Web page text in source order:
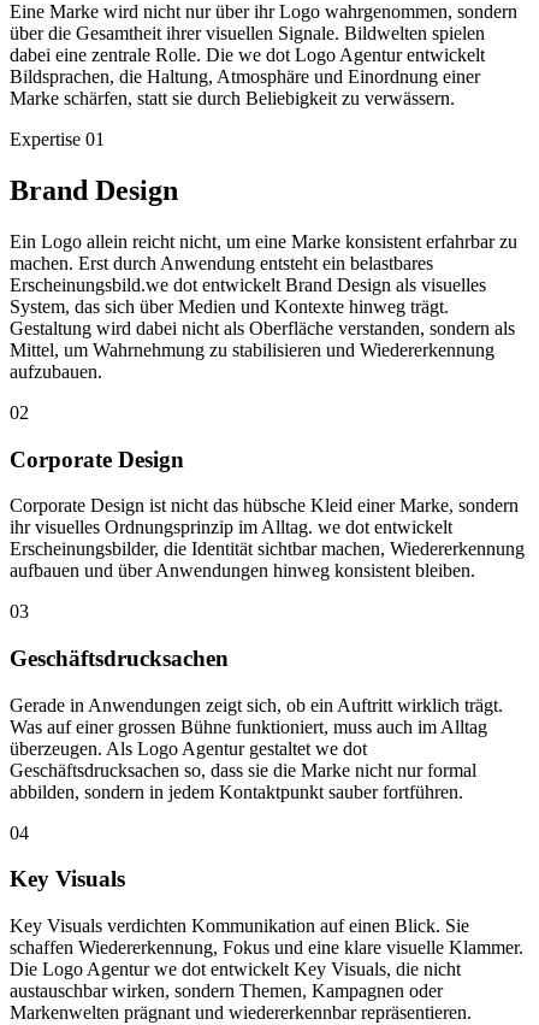
Eine Marke wird nicht nur über ihr Logo wahrgenommen, sondern
über die Gesamtheit ihrer visuellen Signale. Bildwelten spielen
dabei eine zentrale Rolle. Die we dot Logo Agentur entwickelt
Bildsprachen, die Haltung, Atmosphäre und Einordnung einer
Marke schärfen, statt sie durch Beliebigkeit zu verwässern.
Expertise 01
Brand Design
Ein Logo allein reicht nicht, um eine Marke konsistent erfahrbar zu
machen. Erst durch Anwendung entsteht ein belastbares
Erscheinungsbild.we dot entwickelt Brand Design als visuelles
System, das sich über Medien und Kontexte hinweg trägt.
Gestaltung wird dabei nicht als Oberfläche verstanden, sondern als
Mittel, um Wahrnehmung zu stabilisieren und Wiedererkennung
aufzubauen.
02
Corporate Design
Corporate Design ist nicht das hübsche Kleid einer Marke, sondern
ihr visuelles Ordnungsprinzip im Alltag. we dot entwickelt
Erscheinungsbilder, die Identität sichtbar machen, Wiedererkennung
aufbauen und über Anwendungen hinweg konsistent bleiben.
03
Geschäftsdrucksachen
Gerade in Anwendungen zeigt sich, ob ein Auftritt wirklich trägt.
Was auf einer grossen Bühne funktioniert, muss auch im Alltag
überzeugen. Als Logo Agentur gestaltet we dot
Geschäftsdrucksachen so, dass sie die Marke nicht nur formal
abbilden, sondern in jedem Kontaktpunkt sauber fortführen.
04
Key Visuals
Key Visuals verdichten Kommunikation auf einen Blick. Sie
schaffen Wiedererkennung, Fokus und eine klare visuelle Klammer.
Die Logo Agentur we dot entwickelt Key Visuals, die nicht
austauschbar wirken, sondern Themen, Kampagnen oder
Markenwelten prägnant und wiedererkennbar repräsentieren.